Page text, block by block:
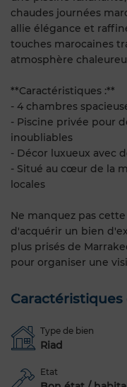
chaudes journées
allie élégance et
touches marocaines
atmosphère
**Caractéristiques :**
- 4 chambres
- Piscine privée pour
inoubliables
- Décor luxueux avec
- Situé au cœur de la
locales
Ne manquez pas
d'acquérir un bien
plus prisés de
pour organiser une
Caractéristiques
Type de bien
Riad
Etat